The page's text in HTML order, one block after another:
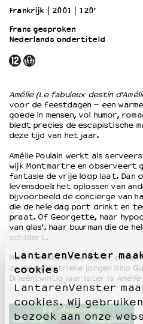
LantarenVenster
cookies
LantarenVenster
cookies. Wij
bezoek aan onze
OVER LANTARENVENSTER
Werken bij
Word vriend
Historie
Partners
Huisregels
Integriteits- en gedragscode
Duurzaamheid
Culturele boycot Israël
Ruimte voor artistieke vrijheid –
Frankrijk
2001
120’
Frans gesproken
Nederlands ondertiteld
Amélie (Le fabuleux destin
voor de feestdagen – een
goede in mensen, vol humor,
biedt precies de escapistische
deze tijd van het jaar.
Amélie Poulain werkt als
wijk Montmartre en observeert
fantasie de vrije loop laat. Dan
levensdoel: het oplossen van
bijvoorbeeld de conciërge van
die de hele dag port drinkt en
praat. Of Georgette, haar
van glas’, haar buurman die de
schildert.
Maar Amélies missie wordt
ze de excentrieke jongen Nino
Drieëntwintig jaar later is Amélie